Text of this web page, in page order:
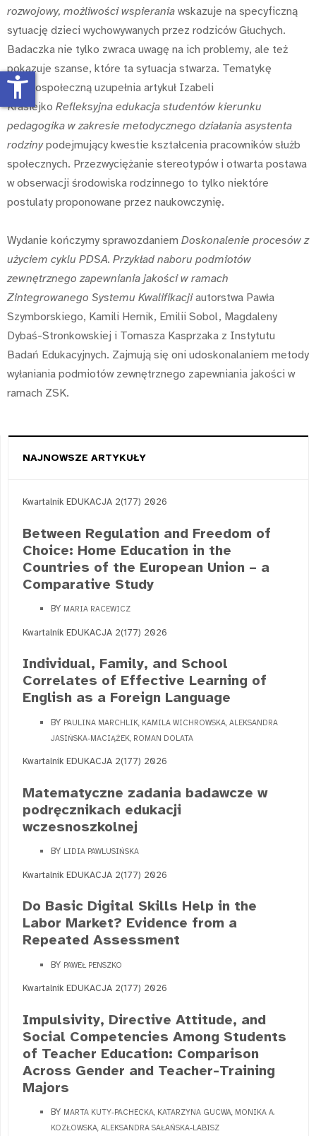
rozwojowy, możliwości wspierania wskazuje na specyficzną
sytuację dzieci wychowywanych przez rodziców Głuchych.
Badaczka nie tylko zwraca uwagę na ich problemy, ale też
pokazuje szanse, które ta sytuacja stwarza. Tematykę
psychospołeczną uzupełnia artykuł Izabeli
Krasiejko Refleksyjna edukacja studentów kierunku
pedagogika w zakresie metodycznego działania asystenta
rodzinypodejmujący kwestie kształcenia pracowników służb
społecznych. Przezwyciężanie stereotypów i otwarta postawa
w obserwacji środowiska rodzinnego to tylko niektóre
postulaty proponowane przez naukowczynię.
Wydanie kończymy sprawozdaniem Doskonalenie procesów z
użyciem cyklu PDSA. Przykład naboru podmiotów
zewnętrznego zapewniania jakości w ramach
Zintegrowanego Systemu Kwalifikacjiautorstwa Pawła
Szymborskiego, Kamili Hernik, Emilii Sobol, Magdaleny
Dybaś-Stronkowskiej i Tomasza Kasprzaka z Instytutu
Badań Edukacyjnych. Zajmują się oni udoskonalaniem metody
wyłaniania podmiotów zewnętrznego zapewniania jakości w
ramach ZSK.
NAJNOWSZE ARTYKUŁY
Kwartalnik EDUKACJA 2(177) 2026
Between Regulation and Freedom of
Choice: Home Education in the
Countries of the European Union – a
Comparative Study
BY MARIA RACEWICZ
Kwartalnik EDUKACJA 2(177) 2026
Individual, Family, and School
Correlates of Effective Learning of
English as a Foreign Language
BY PAULINA MARCHLIK, KAMILA WICHROWSKA, ALEKSANDRA
JASIŃSKA-MACIĄŻEK, ROMAN DOLATA
Kwartalnik EDUKACJA 2(177) 2026
Matematyczne zadania badawcze w
podręcznikach edukacji
wczesnoszkolnej
BY LIDIA PAWLUSIŃSKA
Kwartalnik EDUKACJA 2(177) 2026
Do Basic Digital Skills Help in the
Labor Market? Evidence from a
Repeated Assessment
BY PAWEŁ PENSZKO
Kwartalnik EDUKACJA 2(177) 2026
Impulsivity, Directive Attitude, and
Social Competencies Among Students
of Teacher Education: Comparison
Across Gender and Teacher-Training
Majors
BY MARTA KUTY-PACHECKA, KATARZYNA GUCWA, MONIKA A.
KOZŁOWSKA, ALEKSANDRA SAŁAŃSKA-LABISZ
accessibility_new